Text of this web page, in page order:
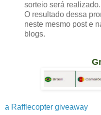
sorteio será realizado.
O resultado dessa
neste mesmo post e
blogs.
a Rafflecopter giveaway